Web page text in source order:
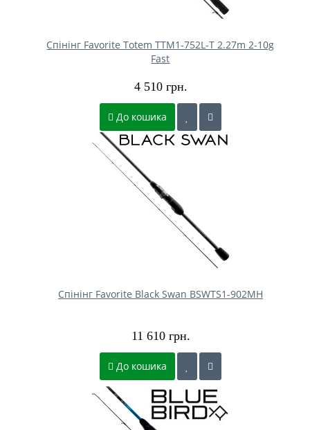
Спінінг Favorite Totem TTM1-752L-T 2.27m 2-10g
Fast
4 510 грн.
До кошика
Спінінг Favorite Black Swan BSWTS1-902MH
11 610 грн.
До кошика